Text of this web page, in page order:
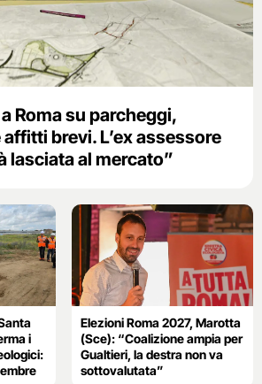
Roma su parcheggi,
brevi. L’ex assessore
lasciata al mercato”
i
Elezioni Roma 2027, Marotta
(Sce): “Coalizione ampia per
Gualtieri, la destra non va
sottovalutata”